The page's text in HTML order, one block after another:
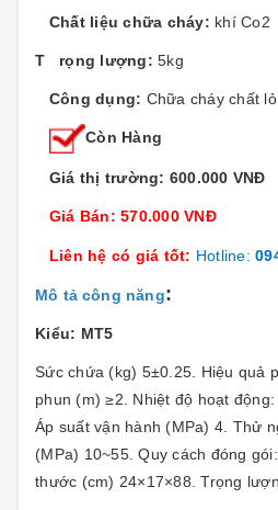
Chất liệu chữa cháy: khí Co2
T rọng lượng: 5kg
Công dụng: Chữa cháy chất
Còn Hàng
Giá thị trường: 600.000 VNĐ
Giá Bán: 570.000 VNĐ
Liên hệ có giá tốt: Hotline:
Mô tả công năng:
Kiểu: MT5
Sức chứa (kg) 5±0.25. Hiệu quả
phun (m) ≥2. Nhiệt độ hoạt động:
Áp suất vận hành (MPa) 4. Thử
(MPa) 10~55. Quy cách đóng
thước (cm) 24×17×88. Trọng